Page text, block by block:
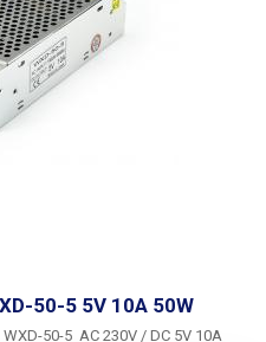
50-5 5V 10A 50W
50-5 AC 230V / DC 5V 10A